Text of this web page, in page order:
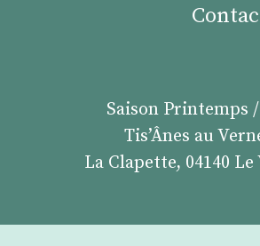
Saison Printemps
Tis’Ânes au
La Clapette, 04140